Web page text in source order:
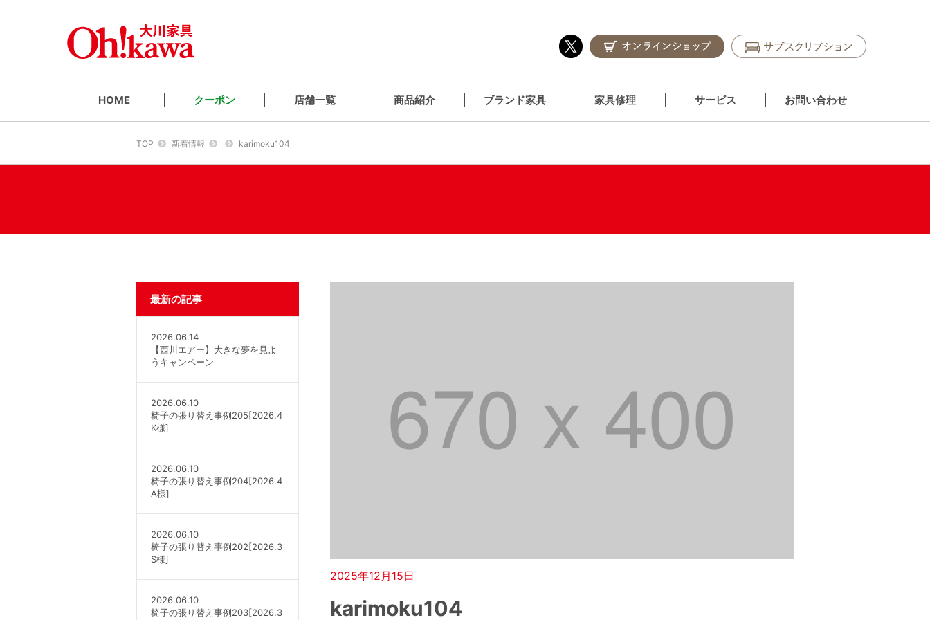
HOME クーポン 店舗一覧 商品紹介 ブランド家具 家具修理 サービス お問い合わせ
TOP 新着情報 karimoku104
2025年12月15日
karimoku104
最新の記事
2026.06.14
【西川エアー】大きな夢を見よ
うキャンペーン
2026.06.10
椅子の張り替え事例205[2026.4
K様]
2026.06.10
椅子の張り替え事例204[2026.4
A様]
2026.06.10
椅子の張り替え事例202[2026.3
S様]
2026.06.10
椅子の張り替え事例203[2026.3